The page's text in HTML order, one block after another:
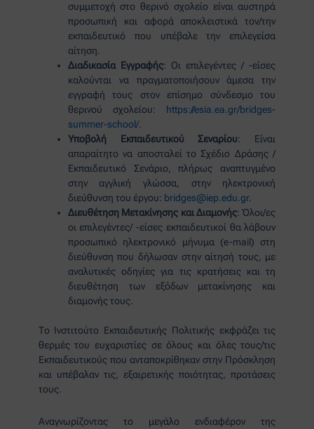
συμμετοχή στο θερινό σχολείο είναι αυστηρά
προσωπική και αφορά αποκλειστικά τον/την
εκπαιδευτικό που υπέβαλε την επιλεγείσα
αίτηση.
Διαδικασία Εγγραφής: Οι επιλεγέντες / -είσες
καλούνται να πραγματοποιήσουν άμεσα την
εγγραφή τους στον επίσημο σύνδεσμο του
θερινού σχολείου: https://esia.ea.gr/bridges-
summer-school/.
Υποβολή Εκπαιδευτικού Σεναρίου: Είναι
απαραίτητο να αποσταλεί το Σχέδιο Δράσης /
Εκπαιδευτικό Σενάριο, πλήρως αναπτυγμένο
στην αγγλική γλώσσα, στην ηλεκτρονική
διεύθυνση του έργου: bridges@iep.edu.gr.
Διευθέτηση Μετακίνησης και Διαμονής: Όλοι/ες
οι επιλεγέντες/ -είσες εκπαιδευτικοί θα λάβουν
προσωπικό ηλεκτρονικό μήνυμα (e-mail) στη
διεύθυνση που δήλωσαν στην αίτησή τους, με
αναλυτικές οδηγίες για τις κρατήσεις και τη
διευθέτηση των εξόδων μετακίνησης και
διαμονής τους.
Το Ινστιτούτο Εκπαιδευτικής Πολιτικής εκφράζει τις
θερμές του ευχαριστίες σε όλους και όλες τους/τις
Εκπαιδευτικούς που ανταποκρίθηκαν στην Πρόσκληση
και υπέβαλαν τις, εξαιρετικής ποιότητας, προτάσεις
τους.
Αναγνωρίζοντας το μεγάλο ενδιαφέρον της